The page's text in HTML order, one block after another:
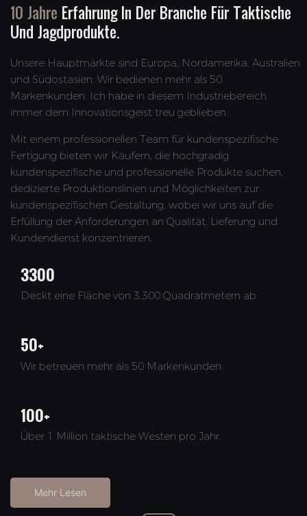
10 Jahre Erfahrung In Der Branche Für Taktische
Und Jagdprodukte.
Unsere Hauptmärkte sind Europa, Nordamerika, Australien
und Südostasien. Wir bedienen mehr als 50
Markenkunden. Ich habe in diesem Industriebereich
immer dem Innovationsgeist treu geblieben.
Mit einem professionellen Team für kundenspezifische
Fertigung bieten wir Käufern, die hochgradig
kundenspezifische und professionelle Produkte suchen,
dedizierte Produktionslinien und Möglichkeiten zur
kundenspezifischen Gestaltung, wobei wir uns auf die
Erfüllung der Anforderungen an Qualität, Lieferung und
Kundendienst konzentrieren.
3300
Deckt eine Fläche von 3.300 Quadratmetern ab
50+
Wir betreuen mehr als 50 Markenkunden
100+
Über 1 Million taktische Westen pro Jahr.
Mehr Lesen